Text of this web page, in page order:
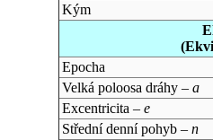
Kým
Epocha
Velká poloosa dráhy – a
Excentricita – e
Střední denní pohyb – n